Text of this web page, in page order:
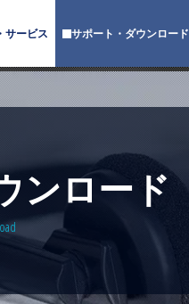
サービス
サ
メ
ュ
り
ま
す
サポート・ダウンロード
サ
メ
ュ
ま
ンロード